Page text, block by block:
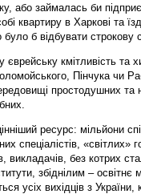
або займалась би
квартиру в Харкові та
було б відбувати строкову
кмітливість та
Пінчука чи
простодушних та
ресурс: мільйони
спеціалістів, «світлих»
викладачів, без котрих
збіднілим – освітнє
усіх вихідців з України,